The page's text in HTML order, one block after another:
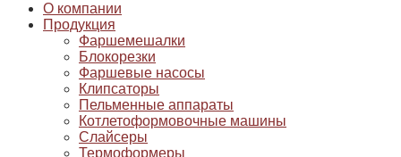
О компании
Продукция
Фаршемешалки
Блокорезки
Фаршевые насосы
Клипсаторы
Пельменные аппараты
Котлетоформовочные машины
Слайсеры
Термоформеры